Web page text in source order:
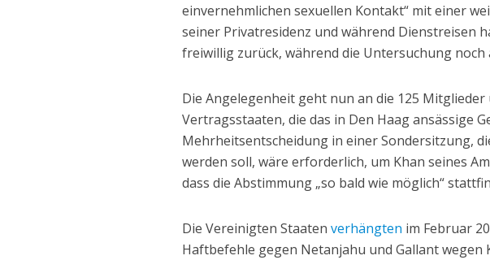
einvernehmlichen sexuellen Kontakt“ mit einer
seiner Privatresidenz und während Dienstreisen
freiwillig zurück, während die Untersuchung noch
Die Angelegenheit geht nun an die 125
Vertragsstaaten, die das in Den Haag ansässige
Mehrheitsentscheidung in einer Sondersitzung,
werden soll, wäre erforderlich, um Khan seines
dass die Abstimmung „so bald wie möglich“
Die Vereinigten Staatenverhängten im Februar
Haftbefehle gegen Netanjahu und Gallant